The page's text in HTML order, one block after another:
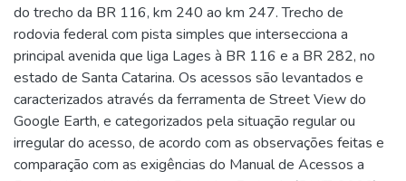
do trecho da BR 116, km 240 ao km 247. Trecho de
rodovia federal com pista simples que intersecciona a
principal avenida que liga Lages à BR 116 e a BR 282, no
estado de Santa Catarina. Os acessos são levantados e
caracterizados através da ferramenta de Street View do
Google Earth, e categorizados pela situação regular ou
irregular do acesso, de acordo com as observações feitas e
comparação com as exigências do Manual de Acessos a